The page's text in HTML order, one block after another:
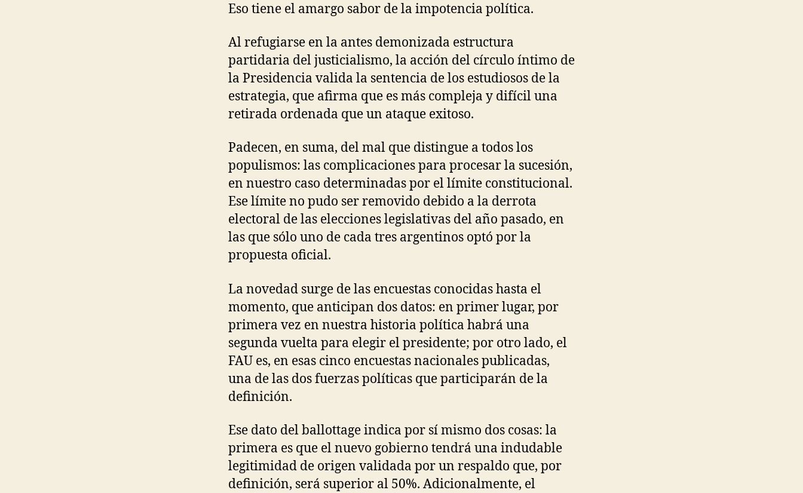
Eso tiene el amargo sabor de la impotencia política.
Al refugiarse en la antes demonizada estructura
partidaria del justicialismo, la acción del círculo íntimo de
la Presidencia valida la sentencia de los estudiosos de la
estrategia, que afirma que es más compleja y difícil una
retirada ordenada que un ataque exitoso.
Padecen, en suma, del mal que distingue a todos los
populismos: las complicaciones para procesar la sucesión,
en nuestro caso determinadas por el límite constitucional.
Ese límite no pudo ser removido debido a la derrota
electoral de las elecciones legislativas del año pasado, en
las que sólo uno de cada tres argentinos optó por la
propuesta oficial.
La novedad surge de las encuestas conocidas hasta el
momento, que anticipan dos datos: en primer lugar, por
primera vez en nuestra historia política habrá una
segunda vuelta para elegir el presidente; por otro lado, el
FAU es, en esas cinco encuestas nacionales publicadas,
una de las dos fuerzas políticas que participarán de la
definición.
Ese dato del ballottage indica por sí mismo dos cosas: la
primera es que el nuevo gobierno tendrá una indudable
legitimidad de origen validada por un respaldo que, por
definición, será superior al 50%. Adicionalmente, el